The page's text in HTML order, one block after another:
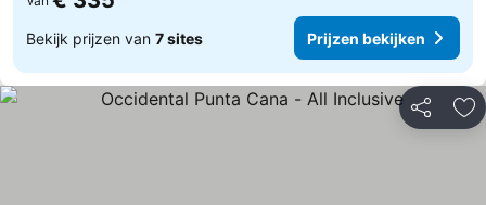
Bekijk prijzen van 7 sites Prijzen bekijken
Delen